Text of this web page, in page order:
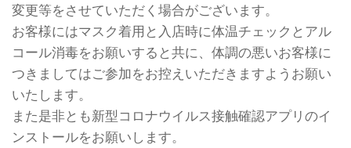
変更等をさせていただく場合がございます。
お客様にはマスク着用と入店時に体温チェックとアル
コール消毒をお願いすると共に、体調の悪いお客様に
つきましてはご参加をお控えいただきますようお願い
いたします。
また是非とも新型コロナウイルス接触確認アプリのイ
ンストールをお願いします。